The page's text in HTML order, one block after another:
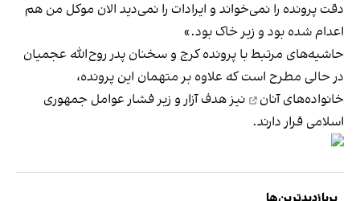
دقت پرونده را نمی‌خواند و ایرادات را نمی‌دید الان موکل من هم
اعدام شده بود و زیر خاک بود.»
حاشیه‌های مرتبط با پرونده کرج و سخنان پدر روح‌الله عجمیان
در حالی‌ مطرح است که علاوه بر متهمان این پرونده،
خانواده‌های آنان
نیز هدف آزار و زیر فشار عوامل جمهوری
اسلامی قرار دارند.